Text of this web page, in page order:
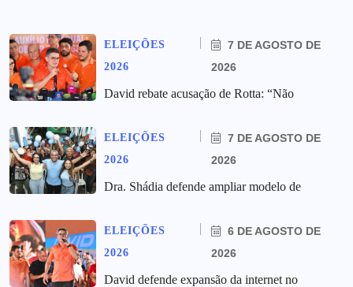
ELEIÇÕES
2026
7 DE AGOSTO DE
2026
David rebate acusação de Rotta: “Não
ELEIÇÕES
2026
7 DE AGOSTO DE
2026
Dra. Shádia defende ampliar modelo de
ELEIÇÕES
2026
6 DE AGOSTO DE
2026
David defende expansão da internet no